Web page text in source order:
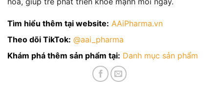
Tìm hiểu thêm tại website: AAiPharma.vn
Theo dõi TikTok: @aai_pharma
Khám phá thêm sản phẩm tại: Danh mục sản phẩm